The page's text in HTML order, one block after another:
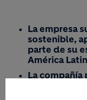
La empresa
sostenible,
parte de su
América
La compañía